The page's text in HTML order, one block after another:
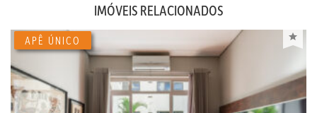
IMÓVEIS RELACIONADOS